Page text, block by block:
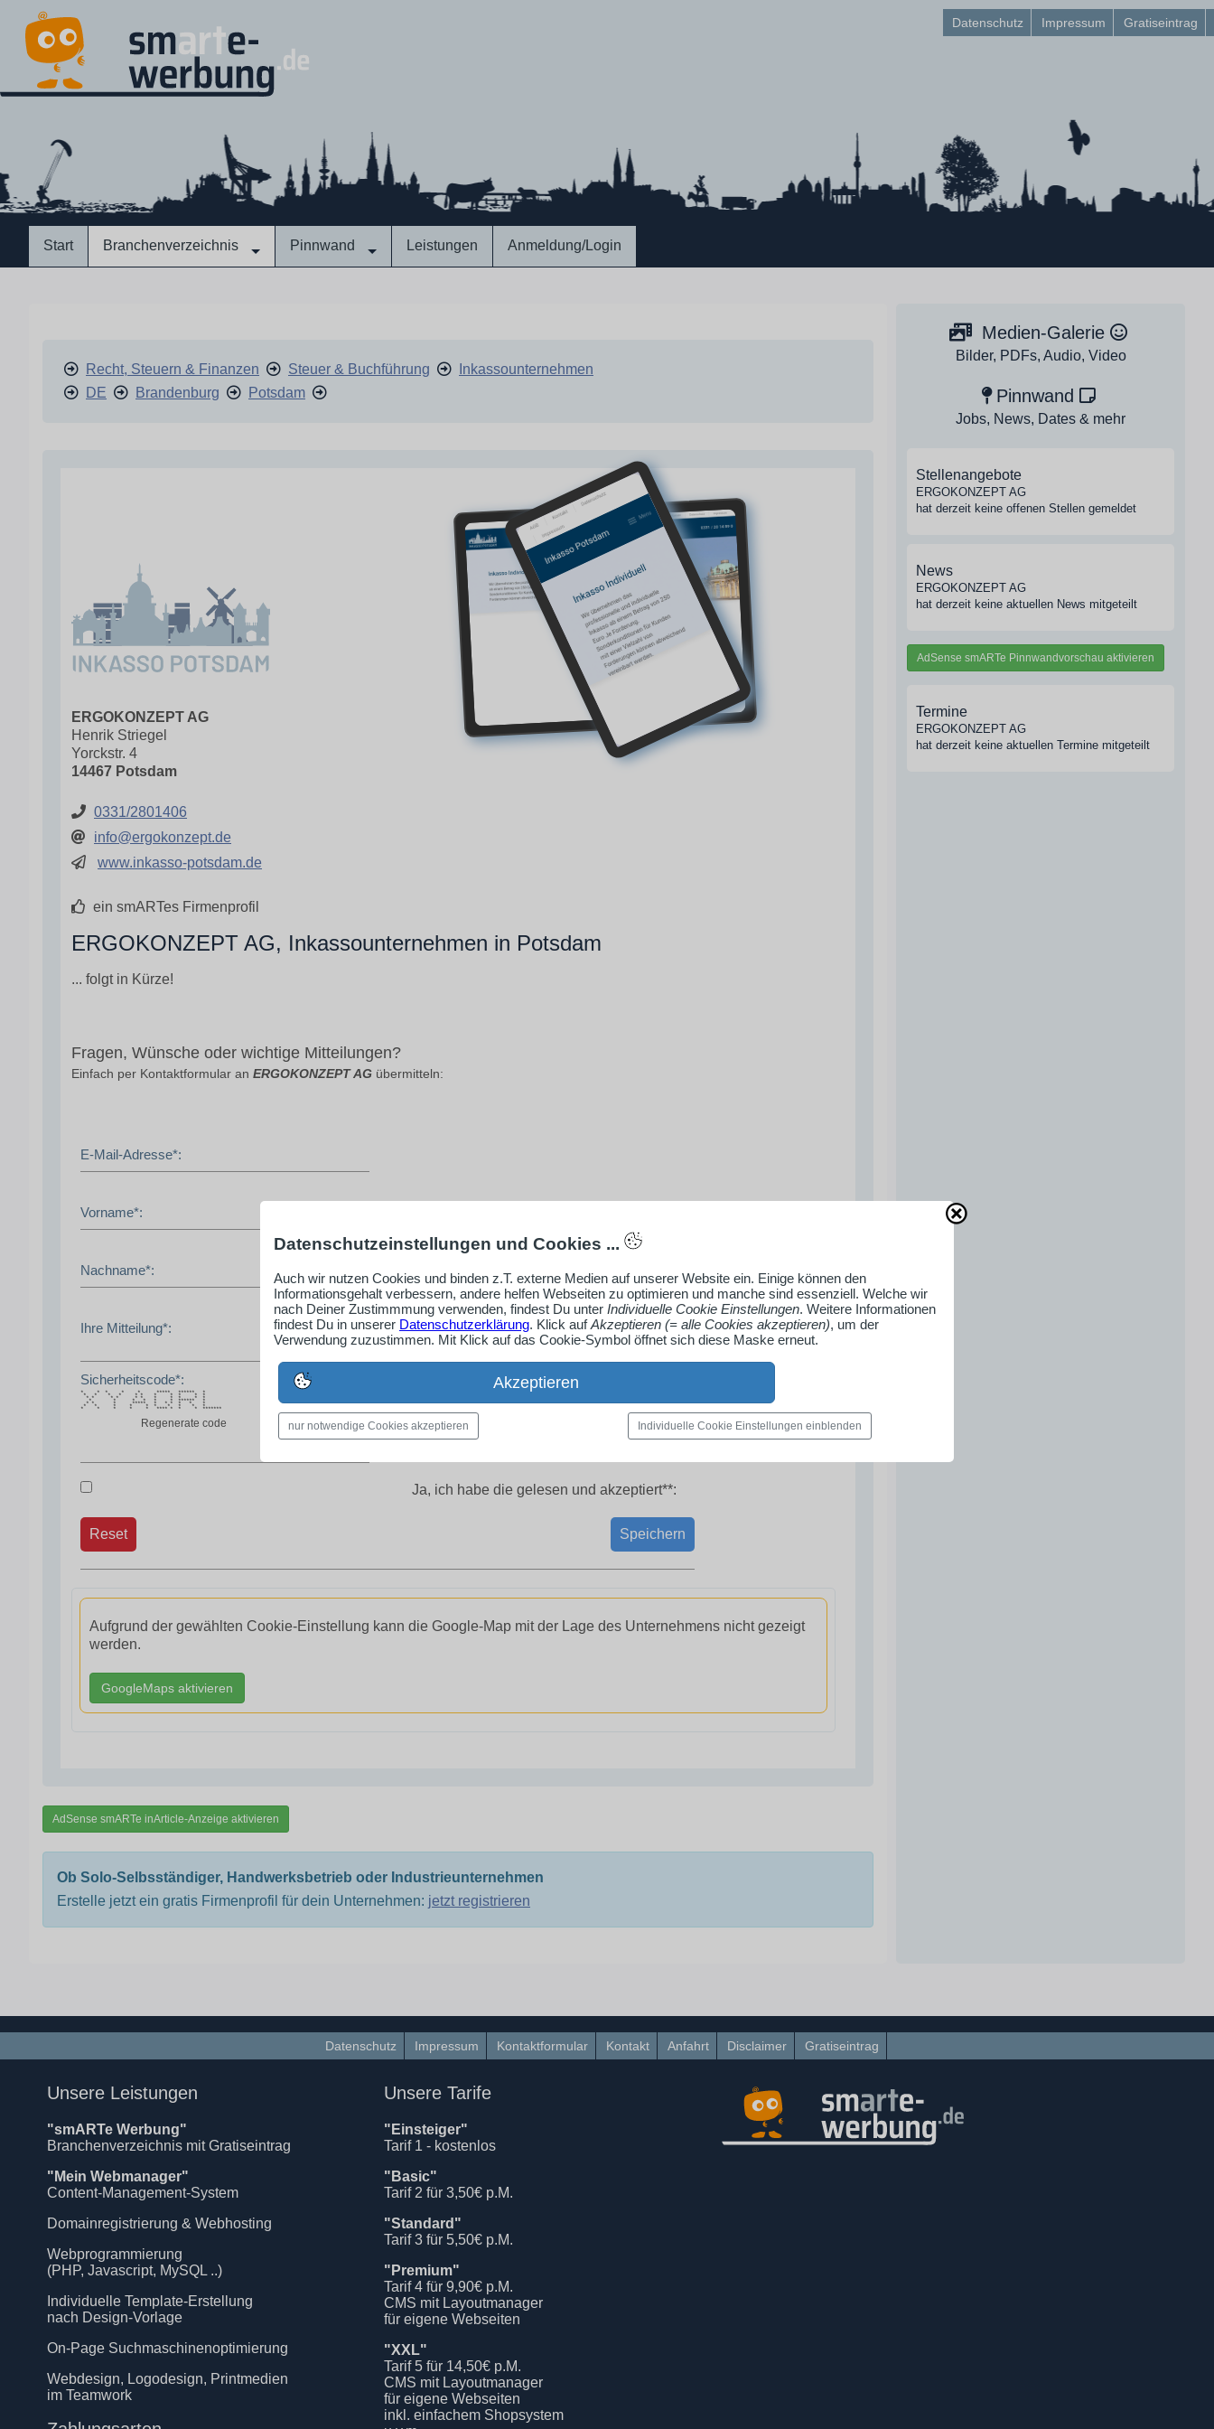
Datenschutz Impressum Gratiseintrag
Start Branchenverzeichnis Pinnwand Leistungen Anmeldung/Login
Recht, Steuern & Finanzen Steuer & Buchführung
Inkassounternehmen
DE
Brandenburg Potsdam
ERGOKONZEPT AG
Henrik Striegel
Yorckstr. 4
14467 Potsdam
0331/2801406
info@ergokonzept.de
www.inkasso-potsdam.de
ein smARTes Firmenprofil
ERGOKONZEPT AG, Inkassounternehmen in Potsdam
... folgt in Kürze!
Fragen, Wünsche oder wichtige Mitteilungen?
Einfach per Kontaktformular an ERGOKONZEPT AG übermitteln:
E-Mail-Adresse*:
Vorname*:
Nachname*:
Ihre Mitteilung*:
Sicherheitscode*:
* * * * * ***** ****** *
* * * * * * * * * * *
* * * * * * * * * * *
* * * * * * ****** *
* * * ***** * * * * * *
* * * * * * * * * *
* * * * * **** * * * *******
Regenerate code
Ja, ich habe die gelesen und akzeptiert**:
Speichern
Reset
Aufgrund der gewählten Cookie-Einstellung kann die Google-Map mit der Lage des Unternehmens nicht gezeigt
werden.
GoogleMaps aktivieren
AdSense smARTe inArticle-Anzeige aktivieren
Ob Solo-Selbsständiger, Handwerksbetrieb oder Industrieunternehmen
Erstelle jetzt ein gratis Firmenprofil für dein Unternehmen: jetzt registrieren
Medien-Galerie
Bilder, PDFs, Audio, Video
Pinnwand
Jobs, News, Dates & mehr
Stellenangebote
ERGOKONZEPT AG
hat derzeit keine offenen Stellen gemeldet
News
ERGOKONZEPT AG
hat derzeit keine aktuellen News mitgeteilt
AdSense smARTe Pinnwandvorschau aktivieren
Termine
ERGOKONZEPT AG
hat derzeit keine aktuellen Termine mitgeteilt
Datenschutz Impressum Kontaktformular Kontakt Anfahrt Disclaimer Gratiseintrag
Unsere Leistungen
"smARTe Werbung"
Branchenverzeichnis mit Gratiseintrag
"Mein Webmanager"
Content-Management-System
Domainregistrierung & Webhosting
Webprogrammierung
(PHP, Javascript, MySQL ..)
Individuelle Template-Erstellung
nach Design-Vorlage
On-Page Suchmaschinenoptimierung
Webdesign, Logodesign, Printmedien
im Teamwork
Unsere Tarife
"Einsteiger"
Tarif 1 - kostenlos
"Basic"
Tarif 2 für 3,50€ p.M.
"Standard"
Tarif 3 für 5,50€ p.M.
"Premium"
Tarif 4 für 9,90€ p.M.
CMS mit Layoutmanager
für eigene Webseiten
"XXL"
Tarif 5 für 14,50€ p.M.
CMS mit Layoutmanager
für eigene Webseiten
inkl. einfachem Shopsystem
Datenschutzeinstellungen und Cookies ...
Auch wir nutzen Cookies und binden z.T. externe Medien auf unserer Website ein. Einige können den
Informationsgehalt verbessern, andere helfen Webseiten zu optimieren und manche sind essenziell. Welche wir
nach Deiner Zustimmmung verwenden, findest Du unter Individuelle Cookie Einstellungen. Weitere Informationen
findest Du in unserer Datenschutzerklärung. Klick aufAkzeptieren (= alle Cookies akzeptieren), um der
Verwendung zuzustimmen. Mit Klick auf das Cookie-Symbol öffnet sich diese Maske erneut.
Akzeptieren
nur notwendige Cookies akzeptieren Individuelle Cookie Einstellungen einblenden